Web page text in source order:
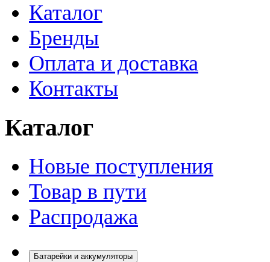
Каталог
Бренды
Оплата и доставка
Контакты
Каталог
Новые поступления
Товар в пути
Распродажа
Батарейки и аккумуляторы